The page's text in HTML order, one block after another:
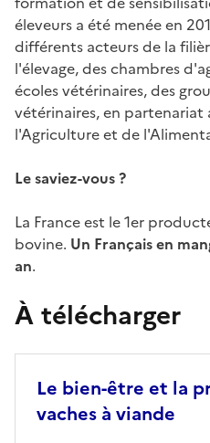
éleveurs a été menée en
différents acteurs de la
l'élevage, des chambres
écoles vétérinaires, des
vétérinaires, en partenariat
l'Agriculture et de
Le saviez-vous ?
La France est le 1er
bovine. Un Français en
an.
À télécharger
Le bien-être et la
vaches à viande